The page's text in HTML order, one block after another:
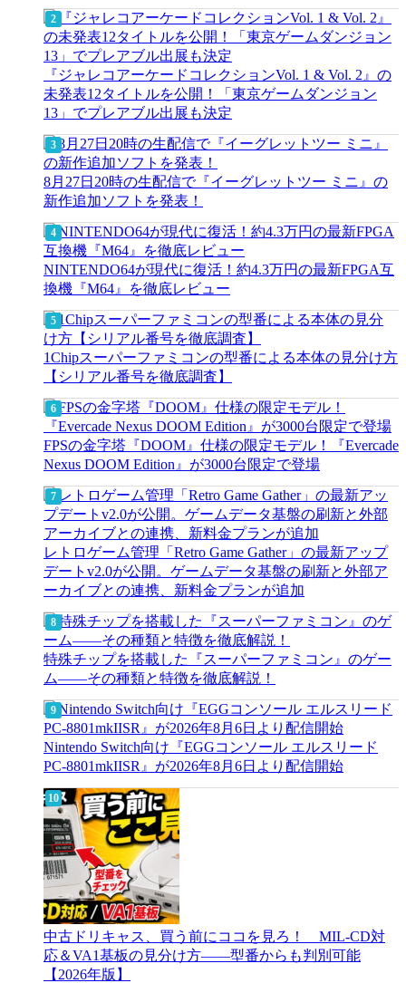
『ジャレコアーケードコレクションVol. 1 & Vol. 2』の
未発表12タイトルを公開！「東京ゲームダンジョン
13」でプレアブル出展も決定
8月27日20時の生配信で『イーグレットツー ミニ』の
新作追加ソフトを発表！
NINTENDO64が現代に復活！約4.3万円の最新FPGA互
換機『M64』を徹底レビュー
1Chipスーパーファミコンの型番による本体の見分け方
【シリアル番号を徹底調査】
FPSの金字塔『DOOM』仕様の限定モデル！『Evercade
Nexus DOOM Edition』が3000台限定で登場
レトロゲーム管理「Retro Game Gather」の最新アップ
デートv2.0が公開。ゲームデータ基盤の刷新と外部ア
ーカイブとの連携、新料金プランが追加
特殊チップを搭載した『スーパーファミコン』のゲー
ム――その種類と特徴を徹底解説！
Nintendo Switch向け『EGGコンソール エルスリード
PC-8801mkIISR』が2026年8月6日より配信開始
中古ドリキャス、買う前にココを見ろ！ MIL-CD対
応＆VA1基板の見分け方——型番からも判別可能
【2026年版】